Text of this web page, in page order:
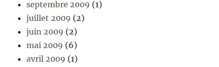
septembre 2009 (1)
juillet 2009 (2)
juin 2009 (2)
mai 2009 (6)
avril 2009 (1)